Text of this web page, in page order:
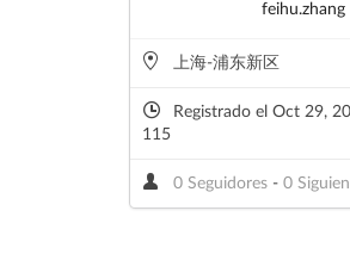
feihu.zhang
上海-浦东新区
Registrado el Oct 29,
115
0 Seguidores - 0